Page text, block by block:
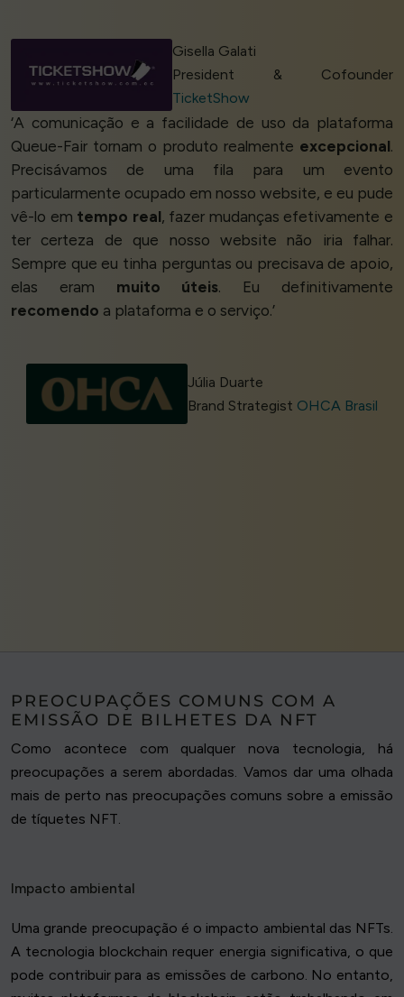
Gisella Galati
President & Cofounder
TicketShow
‘A comunicação e a facilidade de uso da plataforma
Queue-Fair tornam o produto realmente excepcional.
Precisávamos de uma fila para um evento
particularmente ocupado em nosso website, e eu pude
vê-lo em tempo real, fazer mudanças efetivamente e
ter certeza de que nosso website não iria falhar.
Sempre que eu tinha perguntas ou precisava de apoio,
elas eram muito úteis. Eu definitivamente
recomendo a plataforma e o serviço.’
Júlia Duarte
Brand Strategist OHCA Brasil
PREOCUPAÇÕES COMUNS COM A
EMISSÃO DE BILHETES DA NFT
Como acontece com qualquer nova tecnologia, há
preocupações a serem abordadas. Vamos dar uma olhada
mais de perto nas preocupações comuns sobre a emissão
de tíquetes NFT.
Impacto ambiental
Uma grande preocupação é o impacto ambiental das NFTs.
A tecnologia blockchain requer energia significativa, o que
pode contribuir para as emissões de carbono. No entanto,